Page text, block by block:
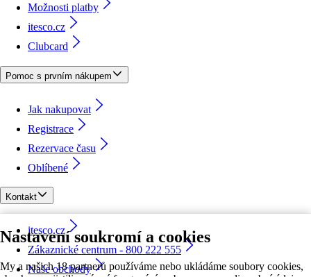
Nastavení soukromí a cookies
My a našich 18 partnerů používáme nebo ukládáme soubory cookies,
Možnosti platby
itesco.cz
Clubcard
Pomoc s prvním nákupem
Jak nakupovat
Registrace
Rezervace času
Oblíbené
Kontakt
itesco.cz
Zákaznické centrum - 800 222 555
Naše obchody